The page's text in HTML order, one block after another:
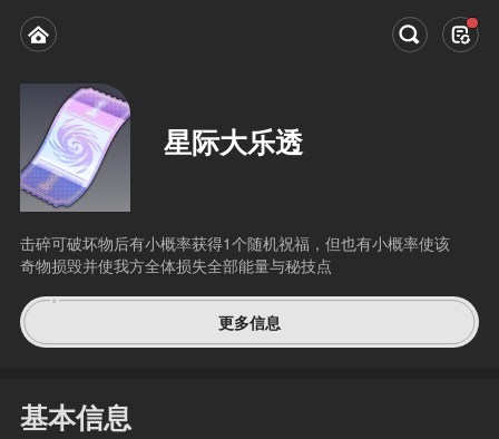
星际大乐透
击碎可破坏物后有小概率获得1个随机祝福，但也有小概率使该
奇物损毁并使我方全体损失全部能量与秘技点
更多信息
基本信息